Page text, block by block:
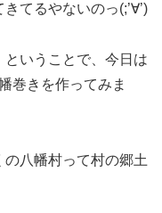
てるやないのっ(;’∀’)
いうことで、今日は
巻きを作ってみま
八幡村って村の郷土